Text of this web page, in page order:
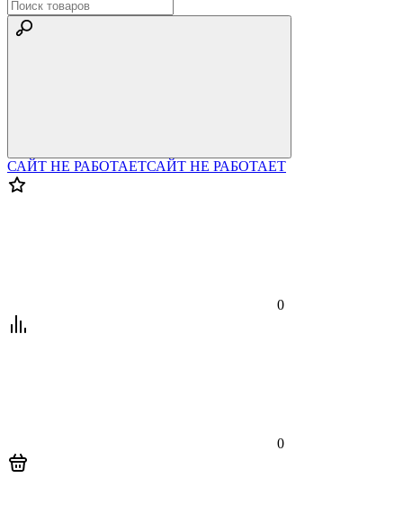
САЙТ НЕ РАБОТАЕТСАЙТ НЕ РАБОТАЕТ
0
0